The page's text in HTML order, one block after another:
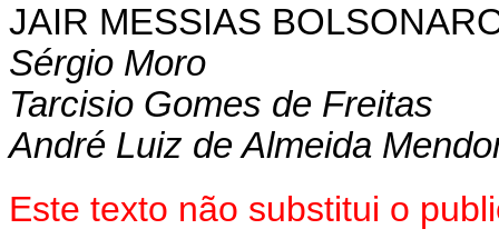
JAIR MESSIAS
Sérgio Moro
Tarcisio Gomes de Freitas
André Luiz de Almeida
Este texto não substitui o